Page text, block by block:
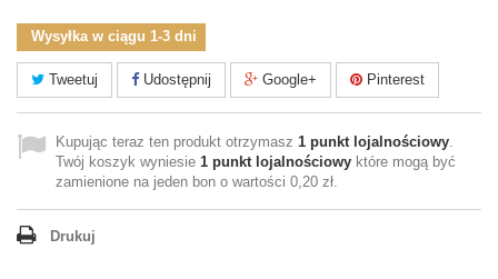
Wysyłka w ciągu 1-3 dni
Tweetuj Udostępnij Google+ Pinterest
Kupując teraz ten produkt otrzymasz 1 punkt lojalnościowy.
Twój koszyk wyniesie 1 punkt lojalnościowy które mogą być
zamienione na jeden bon o wartości 0,20 zł.
Drukuj